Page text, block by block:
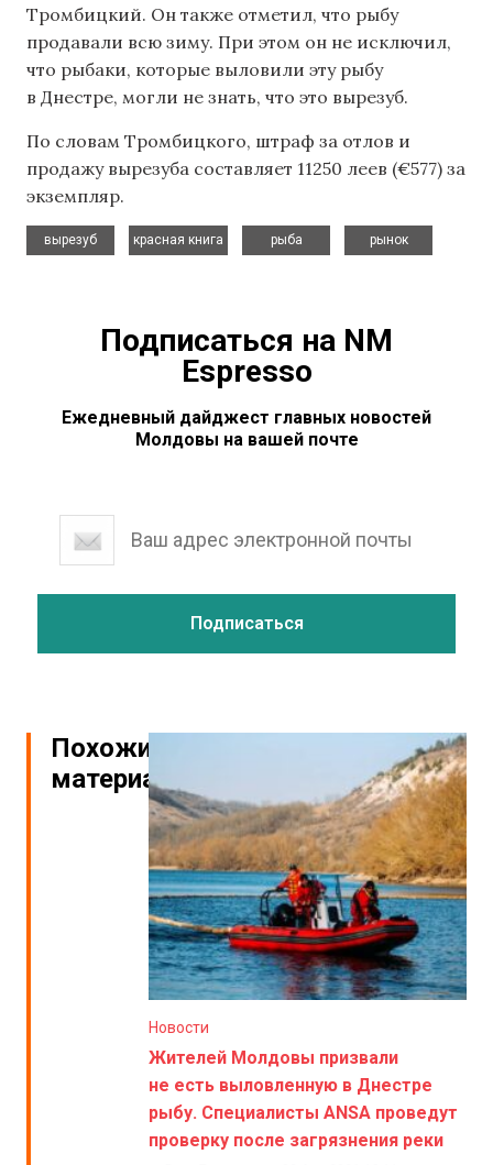
Тромбицкий. Он также отметил, что рыбу
продавали всю зиму. При этом он не исключил,
что рыбаки, которые выловили эту рыбу
в Днестре, могли не знать, что это вырезуб.
По словам Тромбицкого, штраф за отлов и
продажу вырезуба составляет 11250 леев (€577) за
экземпляр.
вырезуб
красная книга
рыба
рынок
Подписаться на NM
Espresso
Ежедневный дайджест главных новостей
Молдовы на вашей почте
Похожие
материалы
Новости
Жителей Молдовы призвали
не есть выловленную в Днестре
рыбу. Специалисты ANSA проведут
проверку после загрязнения реки